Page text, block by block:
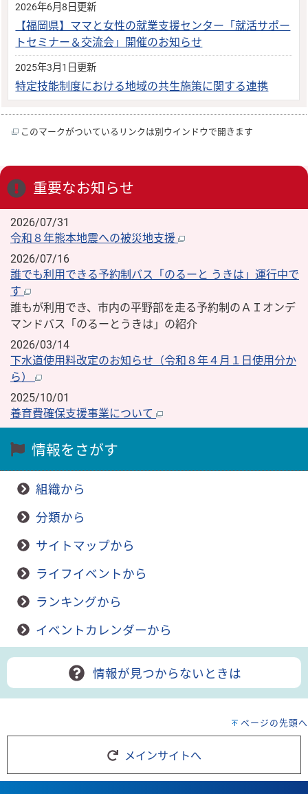
2026年6月8日更新
【福岡県】ママと女性の就業支援センター「就活サポー
トセミナー＆交流会」開催のお知らせ
2025年3月1日更新
特定技能制度における地域の共生施策に関する連携
このマークがついているリンクは別ウインドウで開きます
重要なお知らせ
2026/07/31
令和８年熊本地震への被災地支援
2026/07/16
誰でも利用できる予約制バス「のるーと うきは」運行中で
す
誰もが利用でき、市内の平野部を走る予約制のＡＩオンデ
マンドバス「のるーとうきは」の紹介
2026/03/14
下水道使用料改定のお知らせ（令和８年４月１日使用分か
ら）
2025/10/01
養育費確保支援事業について
情報をさがす
組織から
分類から
サイトマップから
ライフイベントから
ランキングから
イベントカレンダーから
情報が見つからないときは
ページの先頭へ
メインサイトへ